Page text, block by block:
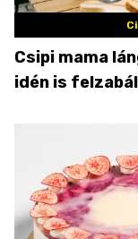
Csipi mama
idén is